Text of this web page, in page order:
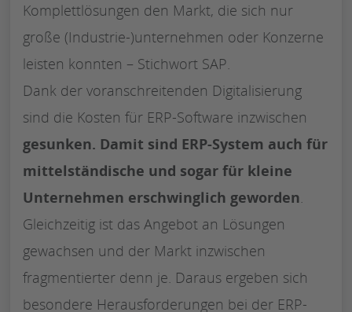
Komplettlösungen den Markt, die sich nur
große (Industrie-)unternehmen oder Konzerne
leisten konnten – Stichwort SAP.
Dank der voranschreitenden Digitalisierung
sind die Kosten für ERP-Software inzwischen
gesunken. Damit sind ERP-System auch für
mittelständische und sogar für kleine
Unternehmen erschwinglich geworden.
Gleichzeitig ist das Angebot an Lösungen
gewachsen und der Markt inzwischen
fragmentierter denn je. Daraus ergeben sich
besondere Herausforderungen bei der ERP-